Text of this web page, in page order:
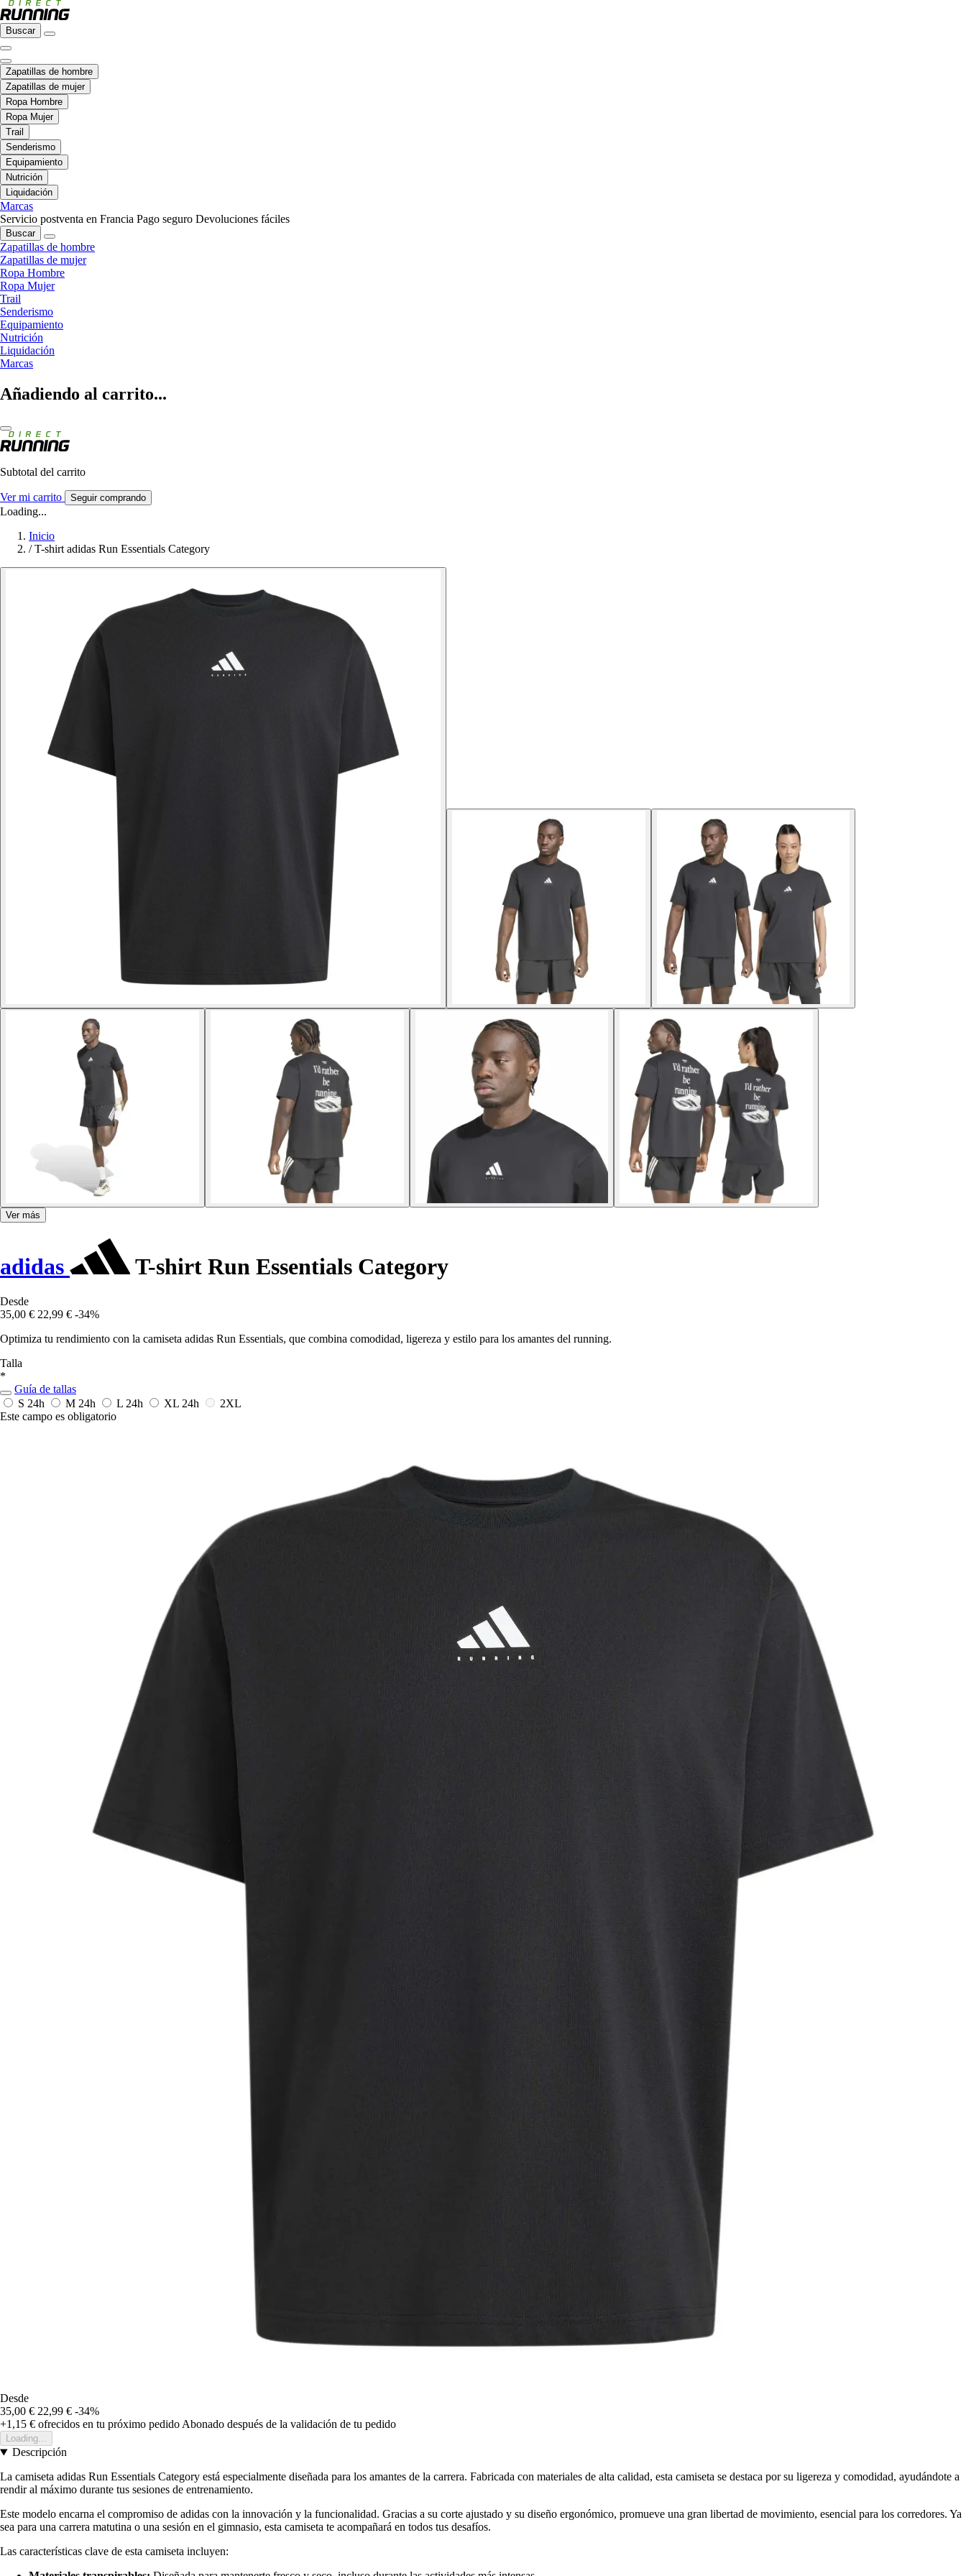
Buscar
Zapatillas de hombre
Zapatillas de mujer
Ropa Hombre
Ropa Mujer
Trail
Senderismo
Equipamiento
Nutrición
Liquidación
Marcas
Servicio postventa en Francia Pago seguro Devoluciones fáciles
Buscar
Zapatillas de hombre
Zapatillas de mujer
Ropa Hombre
Ropa Mujer
Trail
Senderismo
Equipamiento
Nutrición
Liquidación
Marcas
Añadiendo al carrito...
Subtotal del carrito
Ver mi carrito Seguir comprando
Loading...
Inicio
/ T-shirt adidas Run Essentials Category
Ver más
adidas T-shirt Run Essentials Category
Desde
35,00 € 22,99 € -34%
Optimiza tu rendimiento con la camiseta adidas Run Essentials, que combina comodidad, ligereza y estilo para los amantes del running.
Talla
*
Guía de tallas
S 24h M 24h L 24h XL 24h
2XL
Este campo es obligatorio
Desde
35,00 € 22,99 € -34%
+1,15 € ofrecidos en tu próximo pedido Abonado después de la validación de tu pedido
Loading...
Descripción
La camiseta adidas Run Essentials Category está especialmente diseñada para los amantes de la carrera. Fabricada con materiales de alta calidad, esta camiseta se destaca por su ligereza y comodidad, ayudándote a
rendir al máximo durante tus sesiones de entrenamiento.
Este modelo encarna el compromiso de adidas con la innovación y la funcionalidad. Gracias a su corte ajustado y su diseño ergonómico, promueve una gran libertad de movimiento, esencial para los corredores. Ya
sea para una carrera matutina o una sesión en el gimnasio, esta camiseta te acompañará en todos tus desafíos.
Las características clave de esta camiseta incluyen: